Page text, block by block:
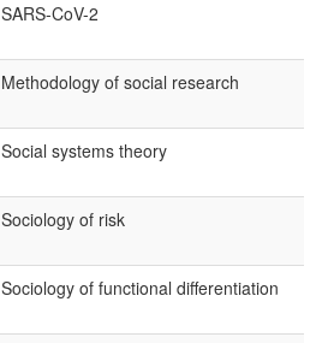
SARS-CoV-2
Methodology of social research
Social systems theory
Sociology of risk
Sociology of functional differentiation